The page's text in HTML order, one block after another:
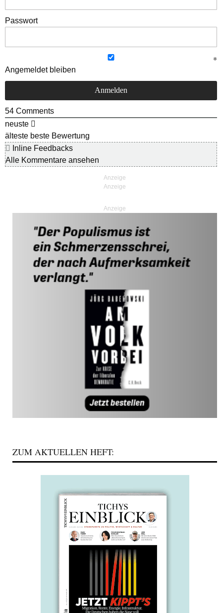
Passwort
Angemeldet bleiben
54 Comments
neuste
älteste beste Bewertung
Inline Feedbacks
Alle Kommentare ansehen
Anzeige
ZUM AKTUELLEN HEFT: